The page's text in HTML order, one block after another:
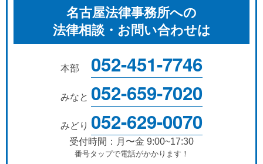
名古屋法律事務所への
法律相談・お問い合わせは
本部 052-451-7746
みなと 052-659-7020
みどり 052-629-0070
受付時間：月〜金 9:00~17:30
番号タップで電話がかかります！